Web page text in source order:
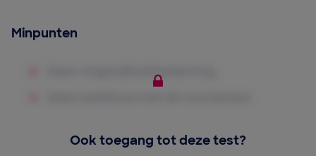
Minpunten
Ook toegang tot deze test?